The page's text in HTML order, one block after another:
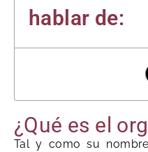
hablar de:
¿Qué es el
Tal y como su